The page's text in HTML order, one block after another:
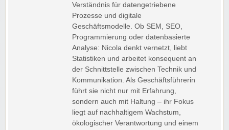
Verständnis für datengetriebene
Prozesse und digitale
Geschäftsmodelle. Ob SEM, SEO,
Programmierung oder datenbasierte
Analyse: Nicola denkt vernetzt, liebt
Statistiken und arbeitet konsequent an
der Schnittstelle zwischen Technik und
Kommunikation. Als Geschäftsführerin
führt sie nicht nur mit Erfahrung,
sondern auch mit Haltung – ihr Fokus
liegt auf nachhaltigem Wachstum,
ökologischer Verantwortung und einem